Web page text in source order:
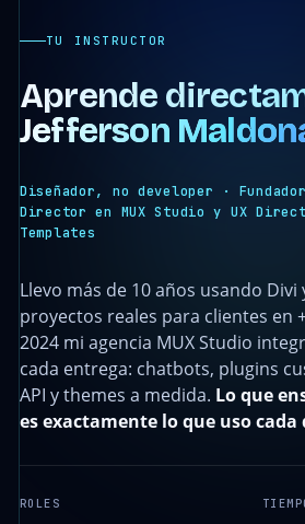
TU INSTRUCTOR
Aprende
Jefferson
Diseñador, no developer ·
Director en MUX Studio y UX
Templates
Llevo más de 10 años usando Divi
proyectos reales para clientes en
2024 mi agencia MUX Studio
cada entrega: chatbots, plugins
API y themes a medida. Lo que
es exactamente lo que uso cada
ROLES